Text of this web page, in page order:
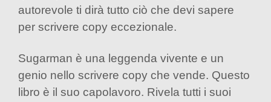
autorevole ti dirà tutto ciò che devi sapere
per scrivere copy eccezionale.
Sugarman è una leggenda vivente e un
genio nello scrivere copy che vende. Questo
libro è il suo capolavoro. Rivela tutti i suoi